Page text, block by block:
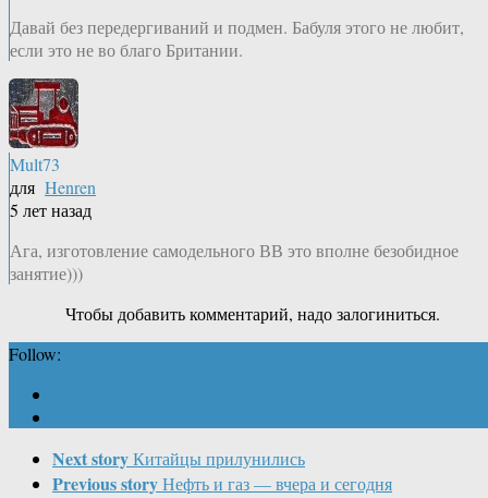
Давай без передергиваний и подмен. Бабуля этого не любит,
если это не во благо Британии.
Mult73
для Henren
5 лет назад
Ага, изготовление самодельного ВВ это вполне безобидное
занятие)))
Чтобы добавить комментарий, надо залогиниться.
Follow:
Next storyКитайцы прилунились
Previous storyНефть и газ — вчера и сегодня